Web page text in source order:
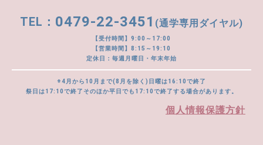
0479-22-3451 (通学専用ダイヤル)
【受付時間】9:00～17:00
【営業時間】8:15～19:10
定休日：毎週月曜日・年末年始
※4月から10月まで(8月を除く)日曜は16:10で終了
祭日は17:10で終了そのほか平日でも17:10で終了する場合があります。
個人情報保護方針